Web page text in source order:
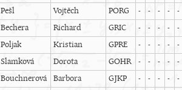
Pešl Vojtěch PORG - - - - -
Bechera Richard GRIC - - - - -
Poljak Kristian GPRE - - - - -
Slamková Dorota GOHR - - - - -
Bouchnerová Barbora GJKP - - - - -